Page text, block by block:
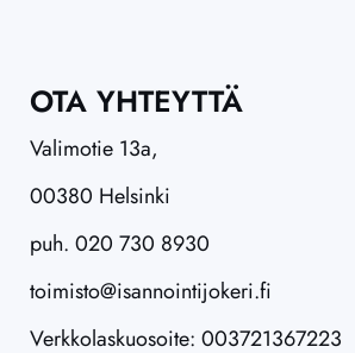
OTA YHTEYTTÄ
Valimotie 13a,
00380 Helsinki
puh. 020 730 8930
toimisto@isannointijokeri.fi
Verkkolaskuosoite: 003721367223